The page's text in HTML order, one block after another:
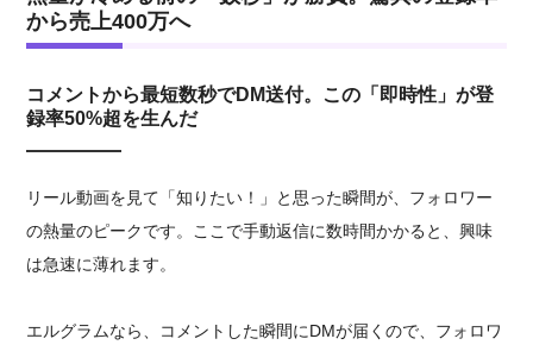
から売上400万へ
コメントから最短数秒でDM送付。この「即時性」が登
録率50%超を生んだ
リール動画を見て「知りたい！」と思った瞬間が、フォロワー
の熱量のピークです。ここで手動返信に数時間かかると、興味
は急速に薄れます。
エルグラムなら、コメントした瞬間にDMが届くので、フォロワ